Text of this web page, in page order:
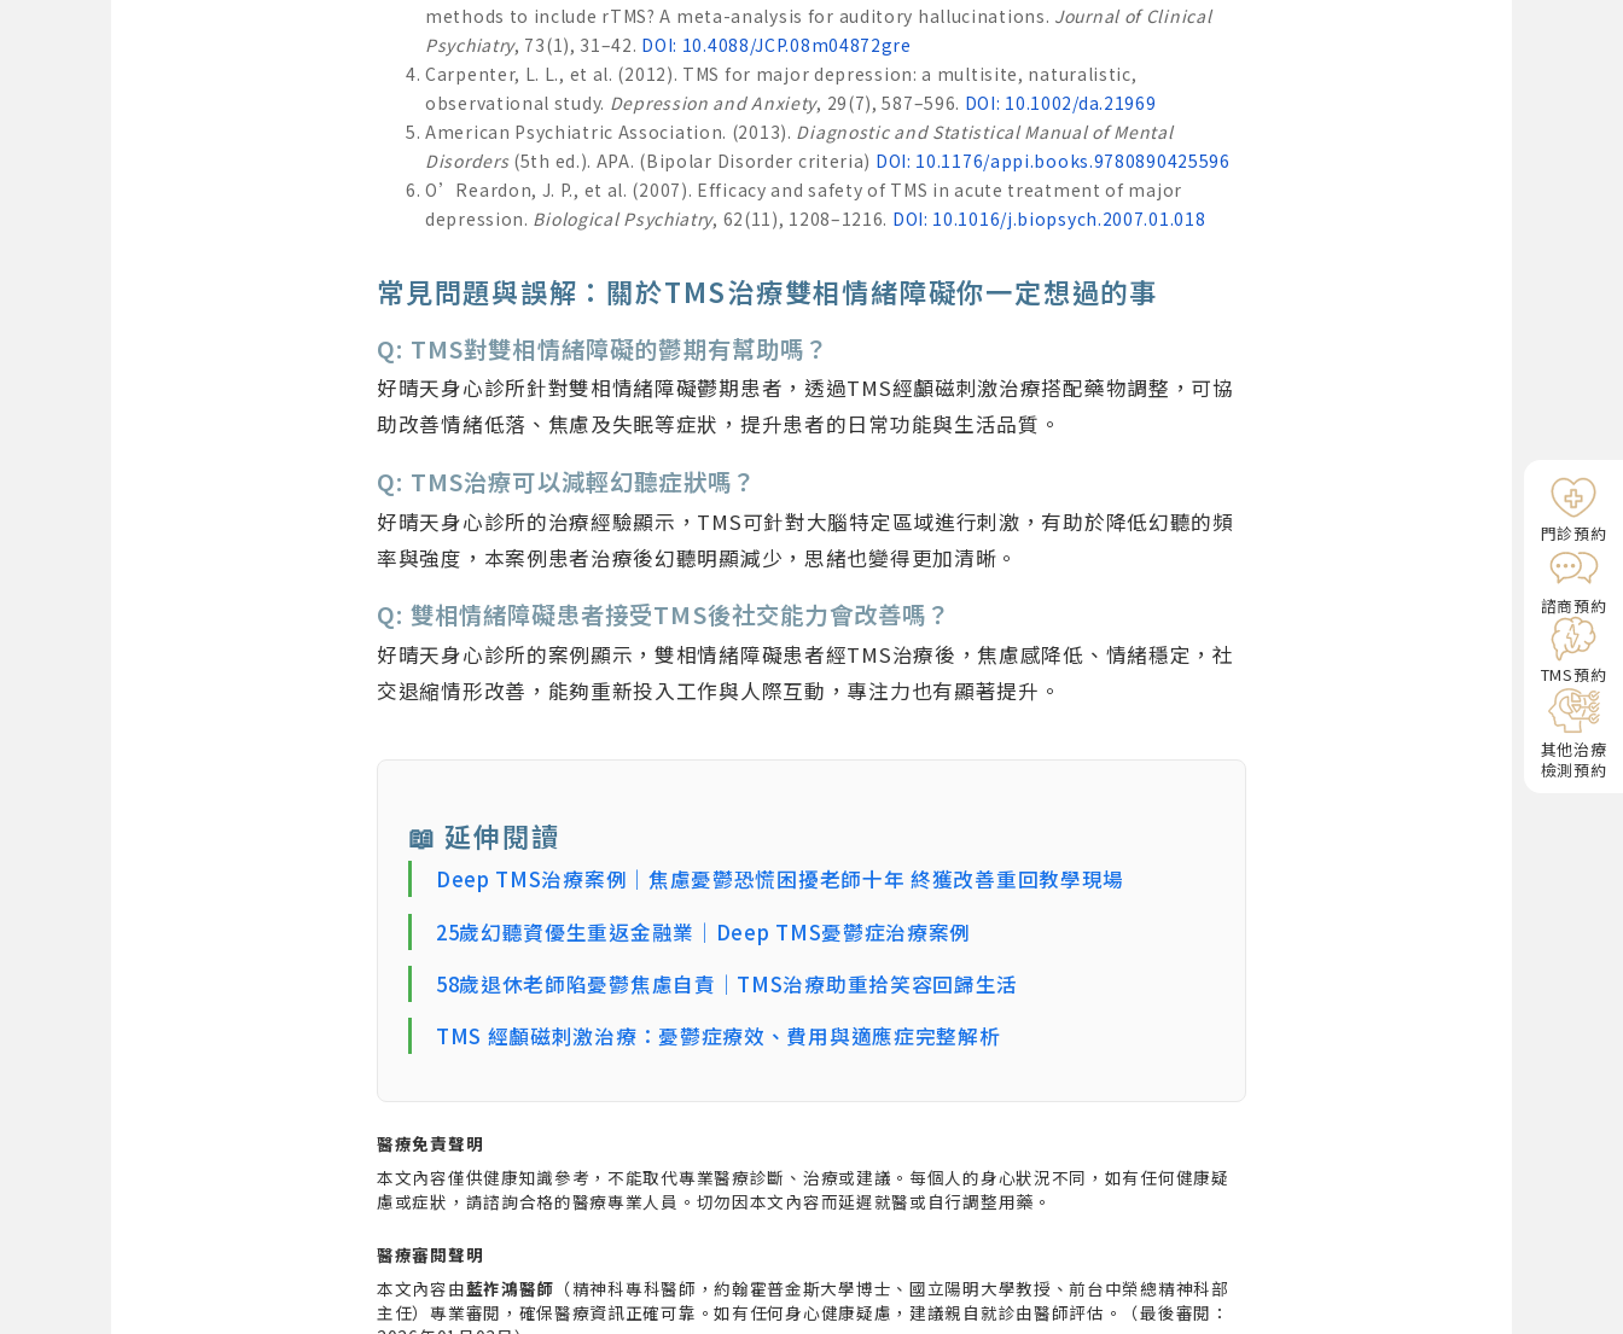
methods to include rTMS? A meta-analysis for auditory hallucinations. Journal of Clinical
Psychiatry, 73(1), 31–42. DOI: 10.4088/JCP.08m04872gre
Carpenter, L. L., et al. (2012). TMS for major depression: a multisite, naturalistic,
observational study. Depression and Anxiety, 29(7), 587–596. DOI: 10.1002/da.21969
American Psychiatric Association. (2013). Diagnostic and Statistical Manual of Mental
Disorders(5th ed.). APA. (Bipolar Disorder criteria) DOI: 10.1176/appi.books.9780890425596
O’Reardon, J. P., et al. (2007). Efficacy and safety of TMS in acute treatment of major
depression. Biological Psychiatry, 62(11), 1208–1216. DOI: 10.1016/j.biopsych.2007.01.018
常見問題與誤解：關於TMS治療雙相情緒障礙你一定想過的事
Q: TMS對雙相情緒障礙的鬱期有幫助嗎？
好晴天身心診所針對雙相情緒障礙鬱期患者，透過TMS經顱磁刺激治療搭配藥物調整，可協
助改善情緒低落、焦慮及失眠等症狀，提升患者的日常功能與生活品質。
Q: TMS治療可以減輕幻聽症狀嗎？
好晴天身心診所的治療經驗顯示，TMS可針對大腦特定區域進行刺激，有助於降低幻聽的頻
率與強度，本案例患者治療後幻聽明顯減少，思緒也變得更加清晰。
Q: 雙相情緒障礙患者接受TMS後社交能力會改善嗎？
好晴天身心診所的案例顯示，雙相情緒障礙患者經TMS治療後，焦慮感降低、情緒穩定，社
交退縮情形改善，能夠重新投入工作與人際互動，專注力也有顯著提升。
📖 延伸閱讀
Deep TMS治療案例｜焦慮憂鬱恐慌困擾老師十年 終獲改善重回教學現場
25歲幻聽資優生重返金融業｜Deep TMS憂鬱症治療案例
58歲退休老師陷憂鬱焦慮自責｜TMS治療助重拾笑容回歸生活
TMS 經顱磁刺激治療：憂鬱症療效、費用與適應症完整解析
醫療免責聲明
本文內容僅供健康知識參考，不能取代專業醫療診斷、治療或建議。每個人的身心狀況不同，如有任何健康疑
慮或症狀，請諮詢合格的醫療專業人員。切勿因本文內容而延遲就醫或自行調整用藥。
醫療審閱聲明
本文內容由藍祚鴻醫師 （精神科專科醫師，約翰霍普金斯大學博士、國立陽明大學教授、前台中榮總精神科部
主任）專業審閱，確保醫療資訊正確可靠。如有任何身心健康疑慮，建議親自就診由醫師評估。（最後審閱：
門診預約
諮商預約
TMS預約
其他治療
檢測預約